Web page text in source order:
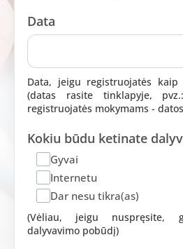
Data
Data, jeigu registruojatės kaip
(datas rasite tinklapyje,
registruojatės mokymams -
Kokiu būdu ketinate
Gyvai
Internetu
Dar nesu tikra(as)
(Vėliau, jeigu nuspręsite,
dalyvavimo pobūdį)